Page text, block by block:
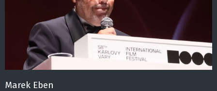
Marek Eben